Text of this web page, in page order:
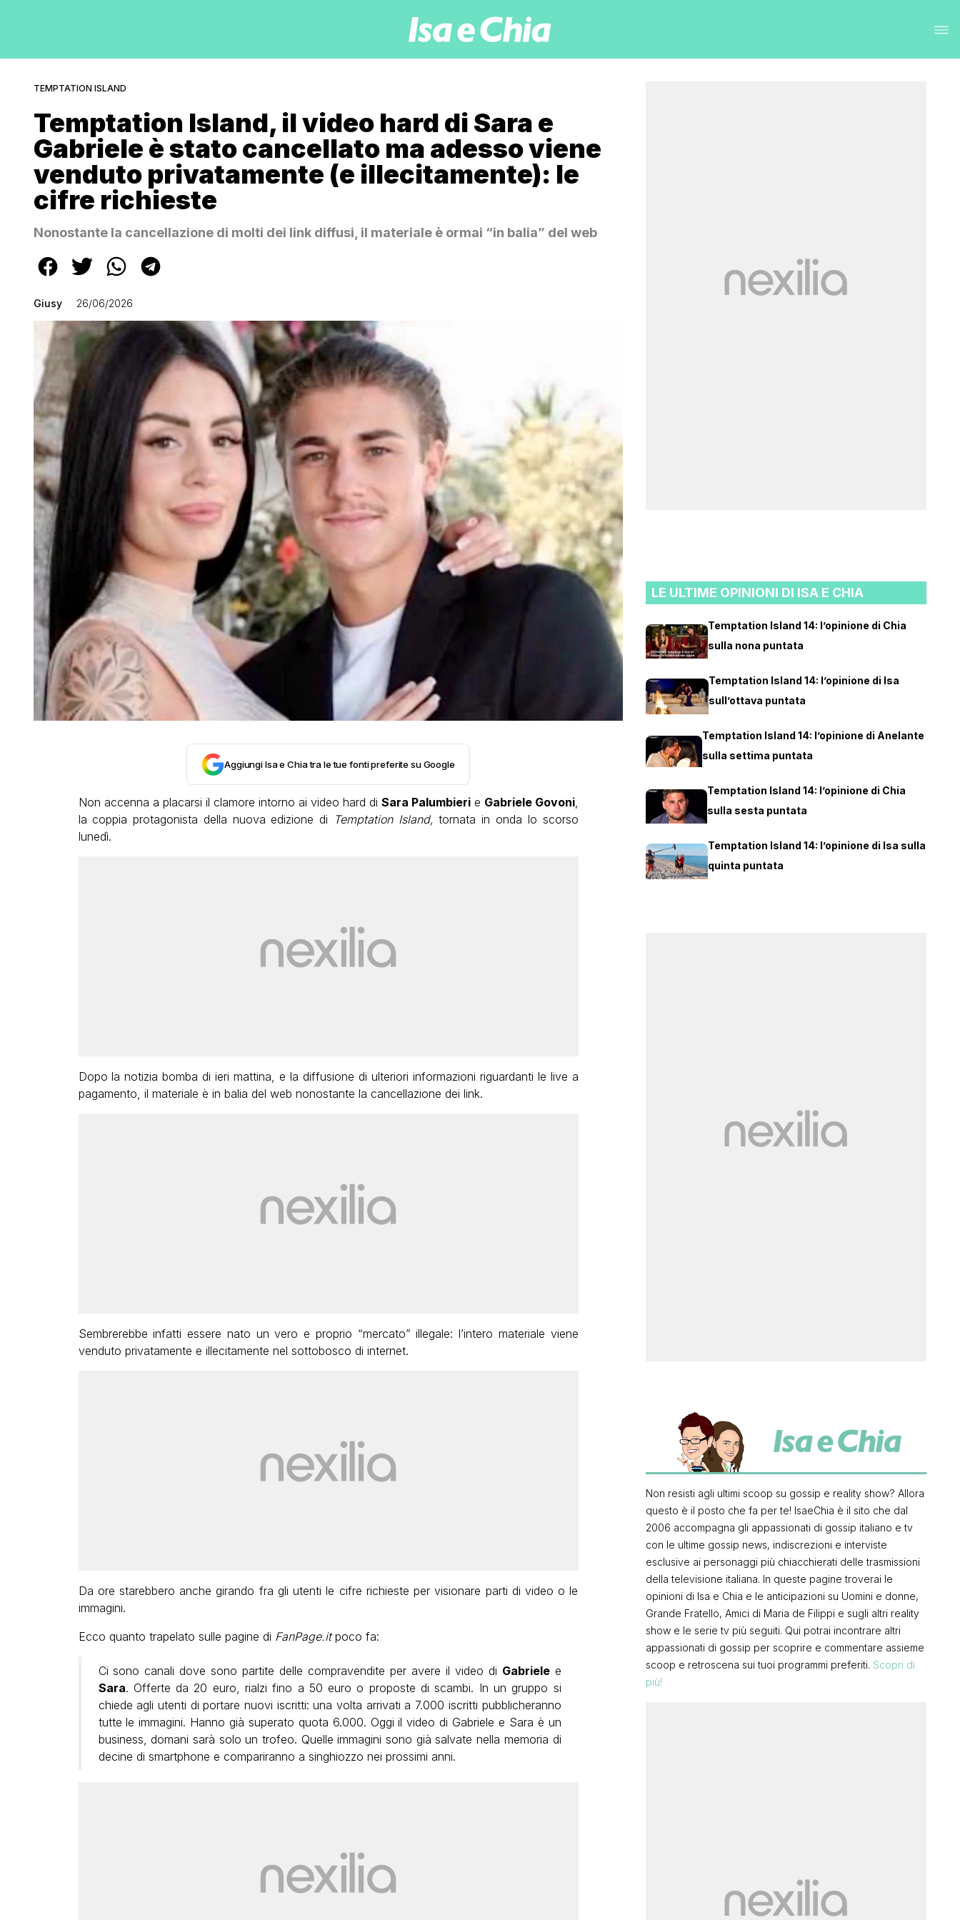
TEMPTATION ISLAND
Temptation Island, il video hard di Sara e
Gabriele è stato cancellato ma adesso viene
venduto privatamente (e illecitamente): le
cifre richieste
Nonostante la cancellazione di molti dei link diffusi, il materiale è ormai “in balia” del web
Giusy 26/06/2026
Aggiungi Isa e Chia tra le tue fonti preferite su Google
Non accenna a placarsi il clamore intorno ai video hard di Sara Palumbierie Gabriele Govoni,
la coppia protagonista della nuova edizione di Temptation Island, tornata in onda lo scorso
lunedì.
Dopo la notizia bomba di ieri mattina, e la diffusione di ulteriori informazioni riguardanti le live a
pagamento, il materiale è in balia del web nonostante la cancellazione dei link.
Sembrerebbe infatti essere nato un vero e proprio “mercato” illegale: l’intero materiale viene
venduto privatamente e illecitamente nel sottobosco di internet.
Da ore starebbero anche girando fra gli utenti le cifre richieste per visionare parti di video o le
immagini.
Ecco quanto trapelato sulle pagine di FanPage.itpoco fa:
Ci sono canali dove sono partite delle compravendite per avere il video di Gabrielee
Sara. Offerte da 20 euro, rialzi fino a 50 euro o proposte di scambi. In un gruppo si
chiede agli utenti di portare nuovi iscritti: una volta arrivati a 7.000 iscritti pubblicheranno
tutte le immagini. Hanno già superato quota 6.000. Oggi il video di Gabriele e Sara è un
business, domani sarà solo un trofeo. Quelle immagini sono già salvate nella memoria di
decine di smartphone e compariranno a singhiozzo nei prossimi anni.
LE ULTIME OPINIONI DI ISA E CHIA
Temptation Island 14: l’opinione di Chia
sulla nona puntata
Temptation Island 14: l’opinione di Isa
sull’ottava puntata
Temptation Island 14: l’opinione di Anelante
sulla settima puntata
Temptation Island 14: l’opinione di Chia
sulla sesta puntata
Temptation Island 14: l’opinione di Isa sulla
quinta puntata
Non resisti agli ultimi scoop su gossip e reality show? Allora
questo è il posto che fa per te! IsaeChia è il sito che dal
2006 accompagna gli appassionati di gossip italiano e tv
con le ultime gossip news, indiscrezioni e interviste
esclusive ai personaggi più chiacchierati delle trasmissioni
della televisione italiana. In queste pagine troverai le
opinioni di Isa e Chia e le anticipazioni su Uomini e donne,
Grande Fratello, Amici di Maria de Filippi e sugli altri reality
show e le serie tv più seguiti. Qui potrai incontrare altri
appassionati di gossip per scoprire e commentare assieme
scoop e retroscena sui tuoi programmi preferiti. Scopri di
più!